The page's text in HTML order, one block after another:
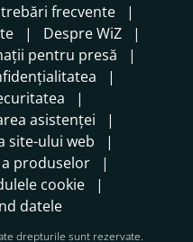
frecvente
Despre WiZ
pentru presă
asistenței
site-ului web
produselor
cookie
datele
drepturile sunt rezervate.